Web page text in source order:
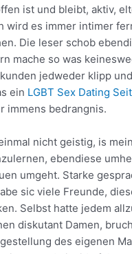
ist und bleibt, aktiv,
wird es immer intimer
Die leser schob
mache so was
jedweder klipp
ein LGBT Sex Dating
immens bedrangnis.
nicht geistig, is
ebendiese
umgeht. Starke
sic viele Freunde,
Selbst hatte jedem
diskutant Damen,
des eigenen